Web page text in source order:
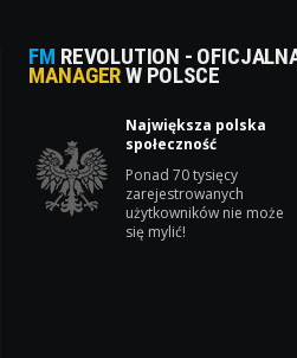
FM REVOLUTION -
MANAGERW POLSCE
Największa polska
społeczność
Ponad 70 tysięcy
zarejestrowanych
użytkowników nie może
się mylić!